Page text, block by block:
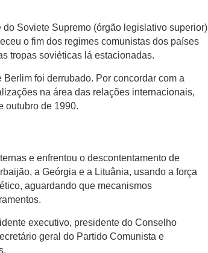
Soviete Supremo (órgão legislativo superior)
o fim dos regimes comunistas dos países
tropas soviéticas lá estacionadas.
Berlim foi derrubado. Por concordar com a
na área das relações internacionais,
outubro de 1990.
e enfrentou o descontentamento de
a Geórgia e a Lituânia, usando a força
aguardando que mecanismos
executivo, presidente do Conselho
geral do Partido Comunista e